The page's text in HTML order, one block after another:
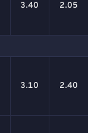
3.40 2.05
3.10 2.40